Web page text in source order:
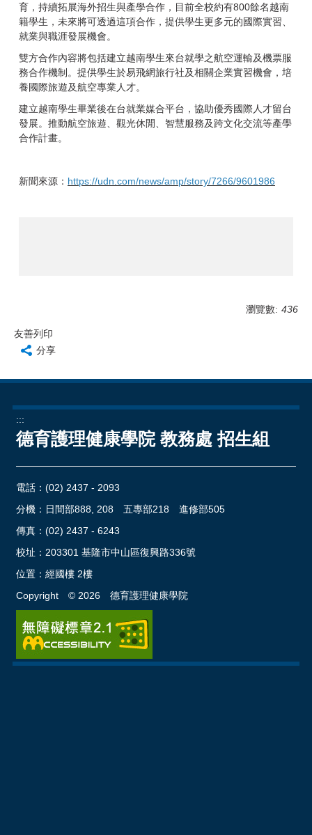
育，持續拓展海外招生與產學合作，目前全校約有800餘名越南
籍學生，未來將可透過這項合作，提供學生更多元的國際實習、
就業與職涯發展機會。
雙方合作內容將包括建立越南學生來台就學之航空運輸及機票服
務合作機制。提供學生於易飛網旅行社及相關企業實習機會，培
養國際旅遊及航空專業人才。
建立越南學生畢業後在台就業媒合平台，協助優秀國際人才留台
發展。推動航空旅遊、觀光休閒、智慧服務及跨文化交流等產學
合作計畫。
新聞來源： https://udn.com/news/amp/story/7266/9601986
瀏覽數: 436
友善列印
分享
:::
德育護理健康學院 教務處 招生組
電話： (02) 2437 - 2093
分機：日間部888, 208 五專部218 進修部505
傳真：(02) 2437 - 6243
校址： 203301 基隆市中山區復興路336號
位置： 經國樓 2樓
Copyright © 2026德育護理健康學院